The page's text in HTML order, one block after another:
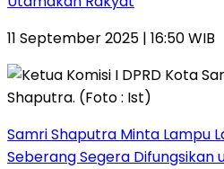
11 September 2025 | 16:50 WIB
Samri Shaputra Minta Lampu
Seberang Segera Difungsikan